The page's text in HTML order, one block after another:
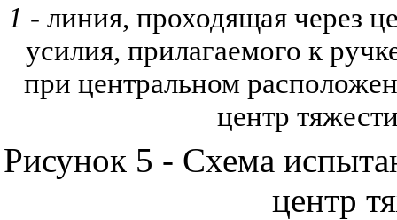
1 - линия, проходящая через
усилия, прилагаемого к
при центральном
центр
Рисунок 5 - Схема
центр